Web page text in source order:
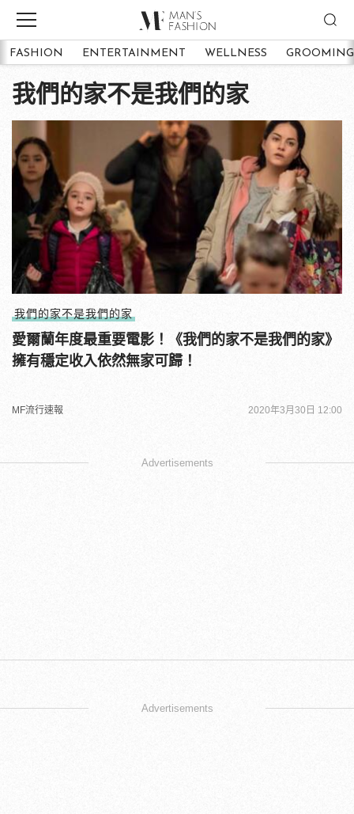
FASHION ENTERTAINMENT WELLNESS GROOMING
我們的家不是我們的家
我們的家不是我們的家
愛爾蘭年度最重要電影！《我們的家不是我們的家》
擁有穩定收入依然無家可歸！
MF流行速報 2020年3月30日 12:00
Advertisements
Advertisements